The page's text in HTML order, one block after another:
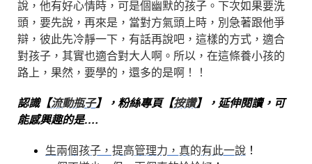
說，他有好心情時，可是個幽默的孩子。下次如果要洗
頭，要先說，再來是，當對方氣頭上時，別急著跟他爭
辯，彼此先冷靜一下，有話再說吧，這樣的方式，適合
對孩子，其實也適合對大人啊。所以，在這條養小孩的
路上，果然，要學的，還多的是啊！！
認識【流動瓶子】，粉絲專頁【按讚】，延伸閱讀，可
能感興趣的是….
生兩個孩子，提高管理力，真的有此一說 ！